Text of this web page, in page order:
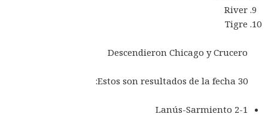
River
Tigre
Descendieron Chicago y Crucero
Estos son resultados de la fecha 30:
Lanús-Sarmiento 2-1